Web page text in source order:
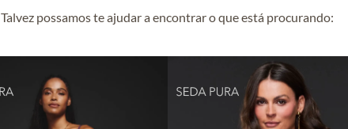
Talvez possamos te ajudar a encontrar o que está procurando: